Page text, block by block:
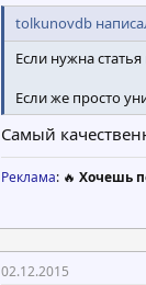
tolkunovdb
Если нужна
Если же просто
Самый
Реклама: 🔥 Хочешь
02.12.2015